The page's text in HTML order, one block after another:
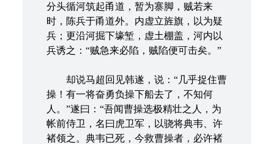
分头循河筑起甬道，暂为寨脚，贼若来
时，陈兵于甬道外。内虚立旌旗，以为疑
兵；更沿河掘下壕堑，虚土棚盖，河内以
兵诱之：“贼急来必陷，贼陷便可击矣。”
却说马超回见韩遂，说：“几乎捉住曹
操！有一将奋勇负操下船去了，不知何
人。”遂曰：“吾闻曹操选极精壮之人，为
帐前侍卫，名曰虎卫军，以骁将典韦、许
褚领之。典韦已死，今救曹操者，必许褚